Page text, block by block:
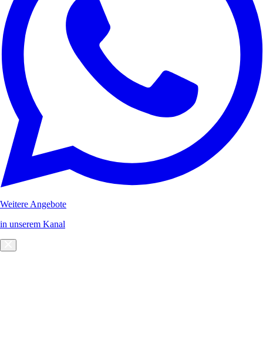
Weitere Angebote
in unserem Kanal